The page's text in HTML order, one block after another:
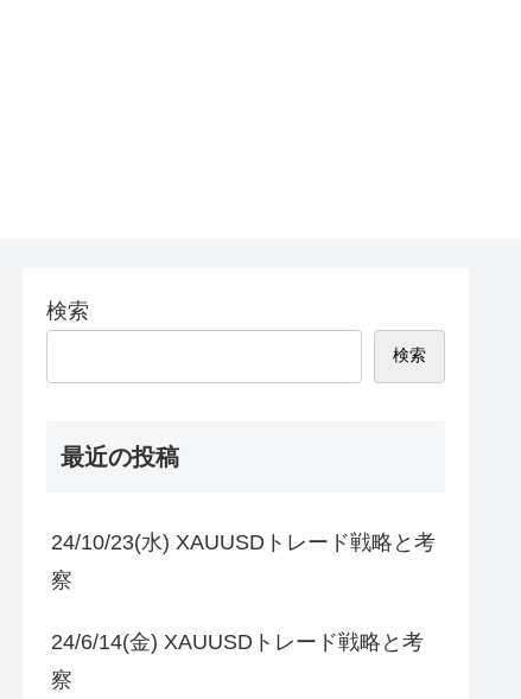
検索
検索
最近の投稿
24/10/23(水) XAUUSDトレード戦略と考
察
24/6/14(金) XAUUSDトレード戦略と考
察